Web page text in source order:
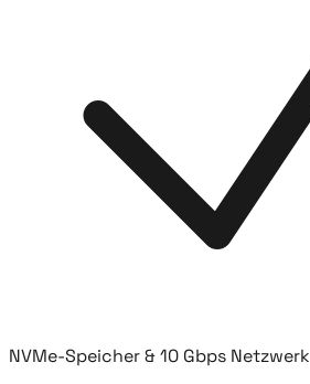
NVMe-Speicher & 10 Gbps Netzwerk